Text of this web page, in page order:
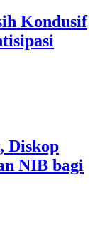
Kondusif
Diskop
NIB bagi